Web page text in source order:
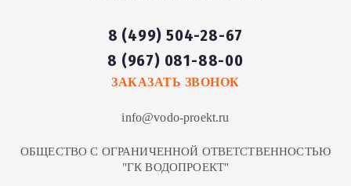
8 (499) 504-28-67
8 (967) 081-88-00
ЗАКАЗАТЬ ЗВОНОК
info@vodo-proekt.ru
ОБЩЕСТВО С ОГРАНИЧЕННОЙ ОТВЕТСТВЕННОСТЬЮ
"ГК ВОДОПРОЕКТ"